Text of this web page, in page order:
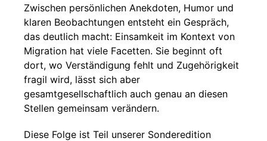
Zwischen persönlichen Anekdoten, Humor und
klaren Beobachtungen entsteht ein Gespräch,
das deutlich macht: Einsamkeit im Kontext von
Migration hat viele Facetten. Sie beginnt oft
dort, wo Verständigung fehlt und Zugehörigkeit
fragil wird, lässt sich aber
gesamtgesellschaftlich auch genau an diesen
Stellen gemeinsam verändern.
Diese Folge ist Teil unserer Sonderedition